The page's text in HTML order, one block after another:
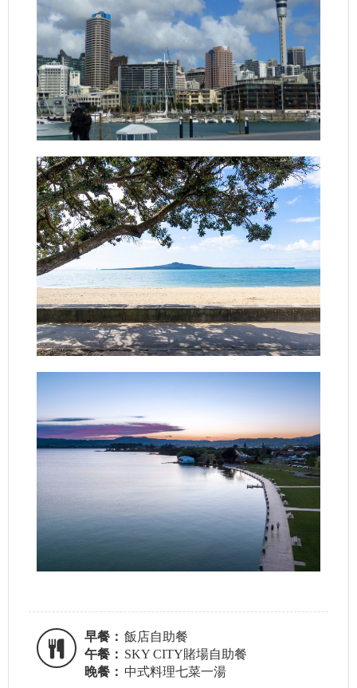
早餐： 飯店自助餐
午餐： SKY CITY賭場自助餐
晚餐： 中式料理七菜一湯